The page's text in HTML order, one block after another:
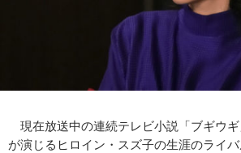
現在放送中の連続テレビ小説「ブギウ
が演じるヒロイン・スズ子の生涯のライ